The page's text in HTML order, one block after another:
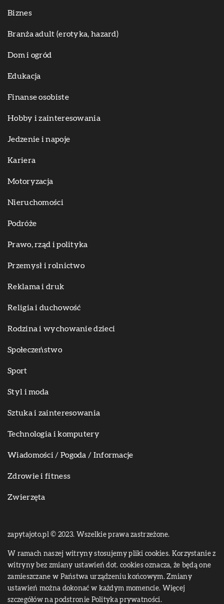
Biznes
Branża adult (erotyka, hazard)
Dom i ogród
Edukacja
Finanse osobiste
Hobby i zainteresowania
Jedzenie i napoje
Kariera
Motoryzacja
Nieruchomości
Podróże
Prawo, rząd i polityka
Przemysł i rolnictwo
Reklama i druk
Religia i duchowość
Rodzina i wychowanie dzieci
Społeczeństwo
Sport
Styl i moda
Sztuka i zainteresowania
Technologia i komputery
Wiadomości / Pogoda / Informacje
Zdrowie i fitness
Zwierzęta
zapytajoto.pl © 2023. Wszelkie prawa zastrzeżone.
W ramach naszej witryny stosujemy pliki cookies. Korzystanie z
witryny bez zmiany ustawień dot. cookies oznacza, że będą one
zamieszczane w Państwa urządzeniu końcowym. Zmiany
ustawień można dokonać w każdym momencie. Więcej
szczegółów na podstronie Polityka prywatności.